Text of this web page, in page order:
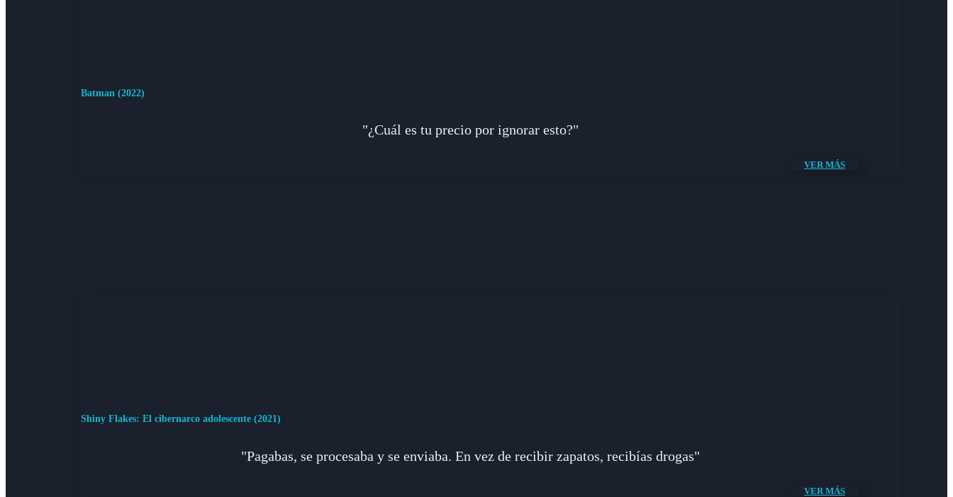
Batman (2022)
"¿Cuál es tu precio por ignorar esto?"
VER MÁS
Shiny Flakes: El cibernarco adolescente (2021)
"Pagabas, se procesaba y se enviaba. En vez de recibir zapatos, recibías drogas"
VER MÁS